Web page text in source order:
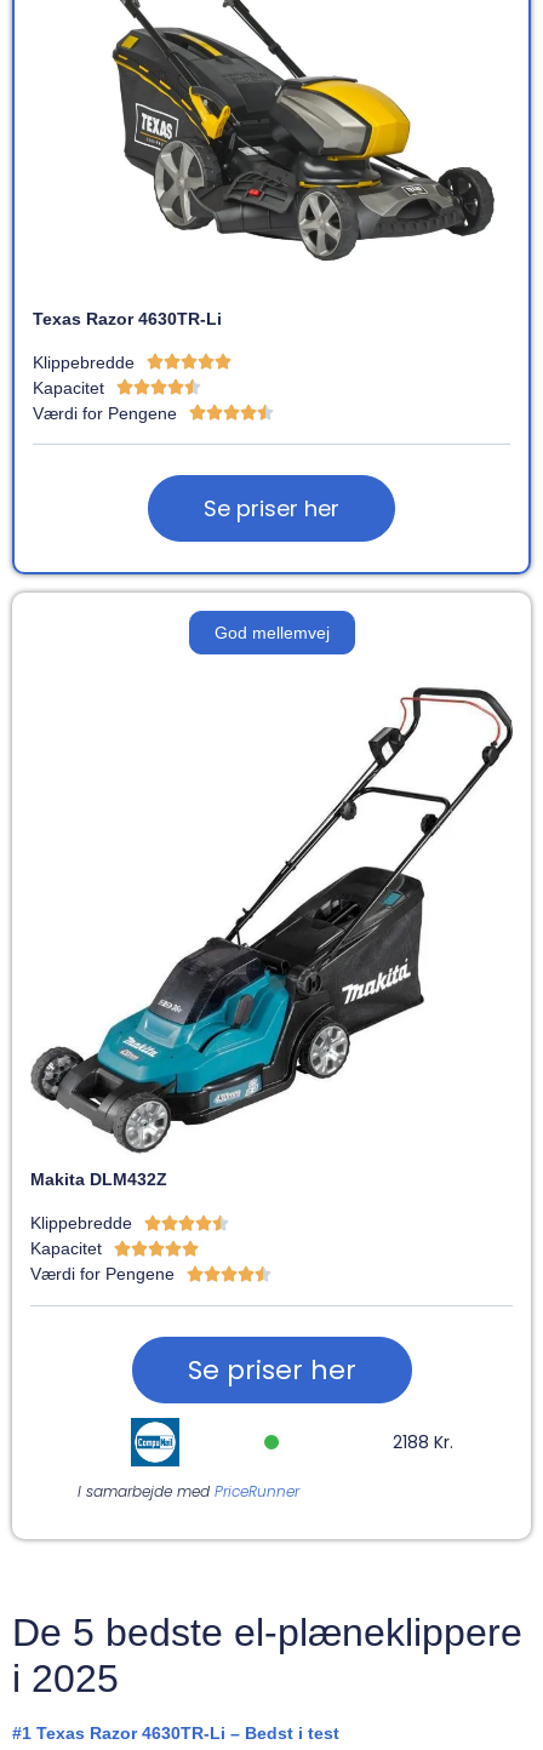
Texas Razor 4630TR-Li
Klippebredde 
Kapacitet 
Værdi for Pengene 
Se priser her
God mellemvej
Makita DLM432Z
Klippebredde 
Kapacitet 
Værdi for Pengene 
Se priser her
2188 Kr.
I samarbejde med PriceRunner
De 5 bedste el-plæneklippere
i 2025
#1 Texas Razor 4630TR-Li – Bedst i test